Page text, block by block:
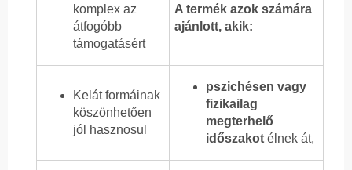
komplex az
átfogóbb
támogatásért
A termék azok számára
ajánlott, akik:
Kelát formáinak
köszönhetően
jól hasznosul
pszichésen vagy
fizikailag
megterhelő
időszakot élnek át,